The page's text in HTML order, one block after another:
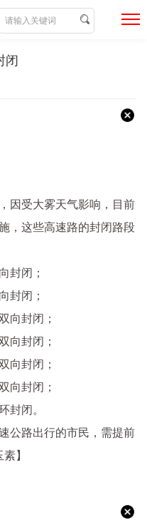
闭
受大雾天气影响，目前
，这些高速路的封闭路段
闭；
闭；
封闭；
封闭；
封闭；
封闭；
闭。
路出行的市民，需提前
】